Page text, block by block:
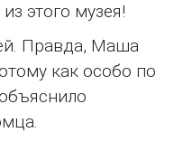
этого музея!
Правда, Маша
как особо по